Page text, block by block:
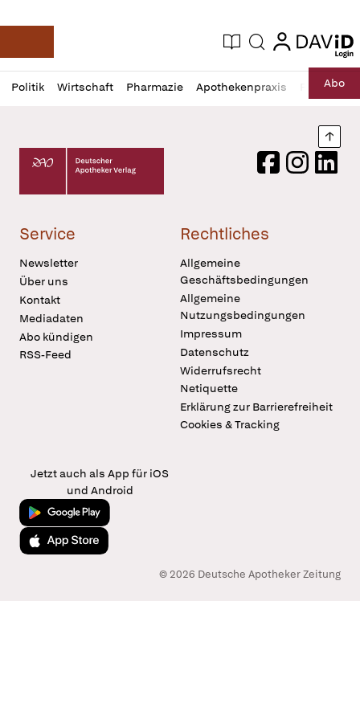
Deutsche Apotheker Zeitung
Aktuelle Ausgabe
Suche login
login
Politik Wirtschaft Pharmazie Apothekenpraxis RechtAbo
Profil
öffnen
Daz
Pur
Deutscher Apotheker Verlag Logo
FacebookInstagram
Service
Newsletter
Über uns
Kontakt
Mediadaten
Abo kündigen
RSS-Feed
Rechtliches
Allgemeine
Geschäftsbedingungen
Allgemeine
Nutzungsbedingungen
Impressum
Datenschutz
Widerrufsrecht
Netiquette
Erklärung zur Barrierefreiheit
Cookies & Tracking
Jetzt auch als App für iOS
und Android
Jetzt bei Google Play
Laden im App Store
© 2026 Deutsche Apotheker Zeitung